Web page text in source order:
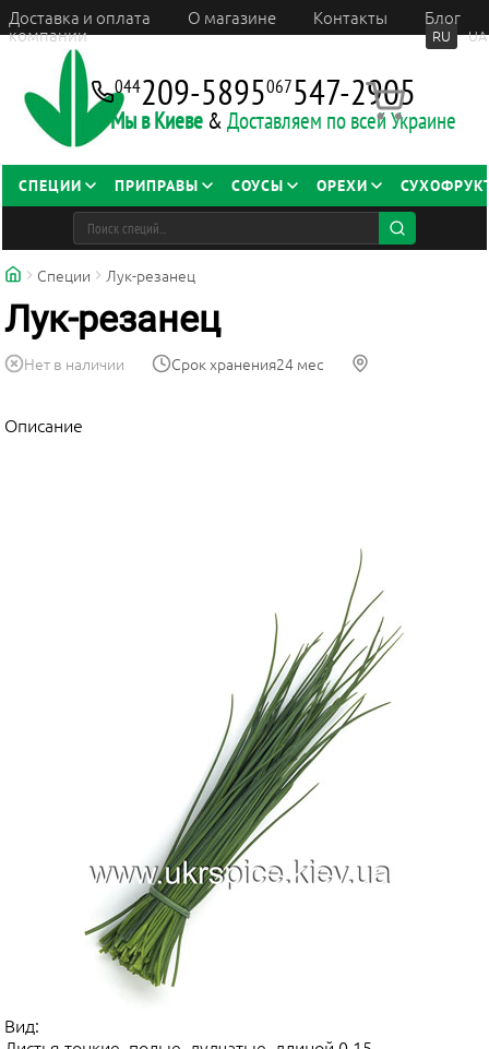
Доставка и оплата О магазине Контакты Блог
компании RU UA
044209-5895067547-2905
Мы в Киеве &Доставляем по всей Украине
СПЕЦИИ ПРИПРАВЫ СОУСЫ ОРЕХИ
Специи Лук-резанец
Лук-резанец
Нет в наличии Срок хранения24 мес
Описание
Вид: